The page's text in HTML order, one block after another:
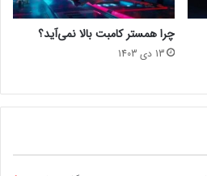
چرا همستر کامبت بالا نمی‌آید؟
13 دی 1403